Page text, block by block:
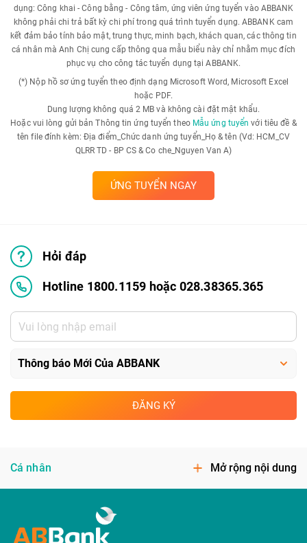
dụng: Công khai - Công bằng - Công tâm, ứng viên ứng tuyển vào ABBANK
không phải chi trả bất kỳ chi phí trong quá trình tuyển dụng. ABBANK cam
kết đảm bảo tính bảo mật, trung thực, minh bạch, khách quan, các thông tin
cá nhân mà Anh Chị cung cấp thông qua mẫu biểu này chỉ nhằm mục đích
phục vụ cho công tác tuyển dụng tại ABBANK.
(*) Nộp hồ sơ ứng tuyển theo định dạng Microsoft Word, Microsoft Excel
hoặc PDF.
Dung lượng không quá 2 MB và không cài đặt mật khẩu.
Hoặc vui lòng gửi bản Thông tin ứng tuyển theo Mẫu ứng tuyển với tiêu đề &
tên file đính kèm: Địa điểm_Chức danh ứng tuyển_Họ & tên (Vd: HCM_CV
QLRR TD - BP CS & Co che_Nguyen Van A)
ỨNG TUYỂN NGAY
Hỏi đáp
Hotline 1800.1159 hoặc 028.38365.365
ĐĂNG KÝ
Cá nhân Mở rộng nội dung